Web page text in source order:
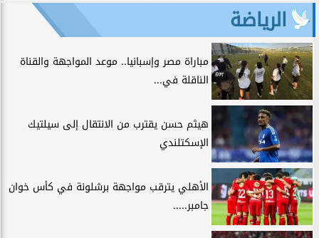
الرياضة
مباراة مصر وإسبانيا.. موعد المواجهة والقناة
الناقلة في...
هيثم حسن يقترب من الانتقال إلى سيلتيك
الإسكتلندي
الأهلي يترقب مواجهة برشلونة في كأس خوان
جامبر.....